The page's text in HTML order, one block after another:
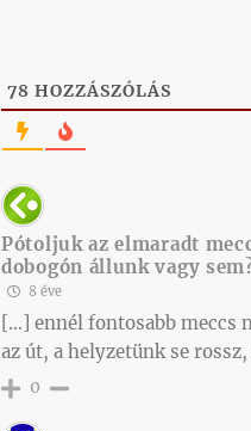
78 HOZZÁSZÓLÁS
Pótoljuk az elmaradt
dobogón állunk vagy
8 éve
[…] ennél fontosabb meccs
az út, a helyzetünk se
0